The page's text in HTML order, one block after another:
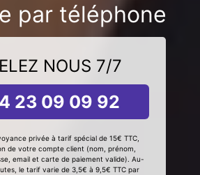
par téléphone
NOUS 7/7
23 09 09 92
privée à tarif spécial de 15€ TTC,
de votre compte client (nom, prénom,
email et carte de paiement valide). Au-
le tarif varie de 3,5€ à 9,5€ TTC par